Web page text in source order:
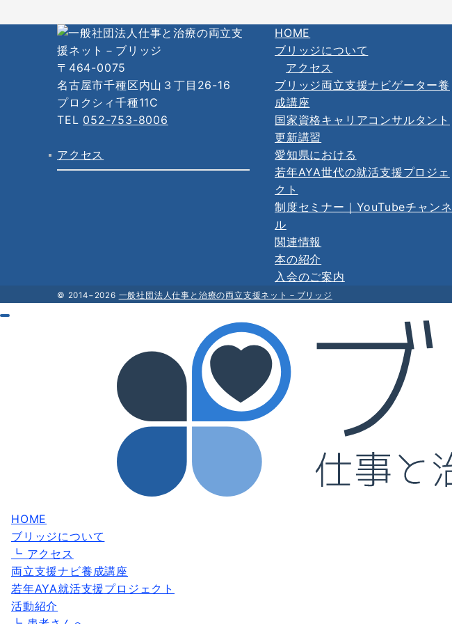
〒464-0075
名古屋市千種区内山３丁目26-16
プロクシィ千種11C
TEL 052-753-8006
アクセス
HOME
ブリッジについて
アクセス
ブリッジ両立支援ナビゲーター養
成講座
国家資格キャリアコンサルタント
更新講習
愛知県における
若年AYA世代の就活支援プロジェ
クト
制度セミナー｜YouTubeチャンネ
ル
関連情報
本の紹介
入会のご案内
© 2014−2026 一般社団法人仕事と治療の両立支援ネット－ブリッジ
HOME
ブリッジについて
┗ アクセス
両立支援ナビ養成講座
若年AYA就活支援プロジェクト
活動紹介